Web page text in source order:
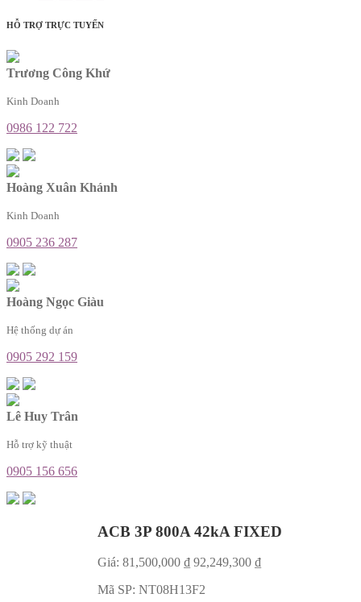
HỖ TRỢ TRỰC TUYẾN
Trương Công Khứ
Kinh Doanh
0986 122 722
Hoàng Xuân Khánh
Kinh Doanh
0905 236 287
Hoàng Ngọc Giàu
Hệ thống dự án
0905 292 159
Lê Huy Trân
Hỗ trợ kỹ thuật
0905 156 656
ACB 3P 800A 42kA FIXED
Giá: 81,500,000 ₫ 92,249,300 ₫
Mã SP: NT08H13F2